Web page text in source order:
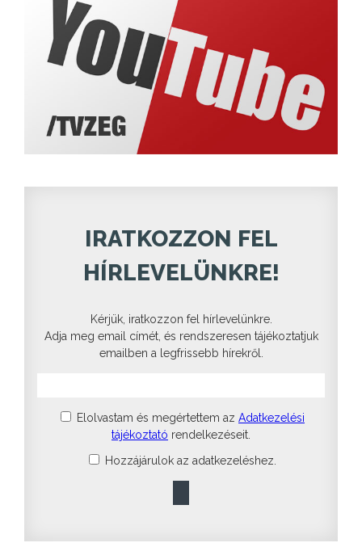
IRATKOZZON FEL
HÍRLEVELÜNKRE!
Kérjük, iratkozzon fel hírlevelünkre.
Adja meg email címét, és rendszeresen tájékoztatjuk
emailben a legfrissebb hírekről.
Elolvastam és megértettem az Adatkezelési
tájékoztató rendelkezéseit.
Hozzájárulok az adatkezeléshez.